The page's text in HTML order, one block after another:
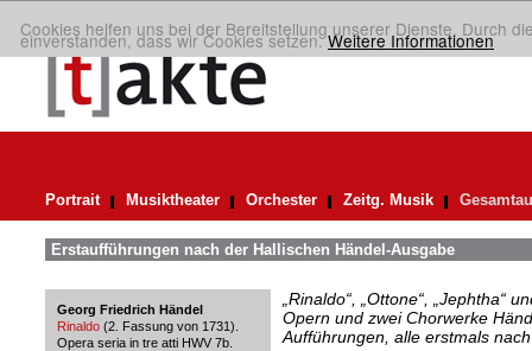
Cookies helfen uns bei der Bereitstellung unserer Dienste. Durch
einverstanden, dass wir Cookies setzen.Weitere Informationen
Portrait Musiktheater Orchester Zeitg. Musik
Erstaufführungen nach der Hallischen Händel-Ausgabe
Georg Friedrich Händel
Rinaldo (2. Fassung von 1731).
Opera seria in tre atti HWV 7b.
„Rinaldo“, „Ottone“, „Jephtha“
Opern und zwei Chorwerke
Aufführungen, alle erstmals